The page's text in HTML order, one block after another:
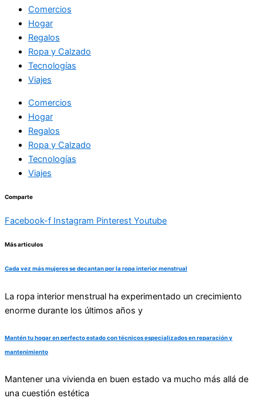
Comercios
Hogar
Regalos
Ropa y Calzado
Tecnologías
Viajes
Comercios
Hogar
Regalos
Ropa y Calzado
Tecnologías
Viajes
Comparte
Facebook-f Instagram Pinterest Youtube
Más articulos
Cada vez más mujeres se decantan por la ropa interior menstrual
La ropa interior menstrual ha experimentado un crecimiento
enorme durante los últimos años y
Mantén tu hogar en perfecto estado con técnicos especializados en reparación y
mantenimiento
Mantener una vivienda en buen estado va mucho más allá de
una cuestión estética